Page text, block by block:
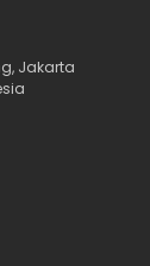
Jakarta